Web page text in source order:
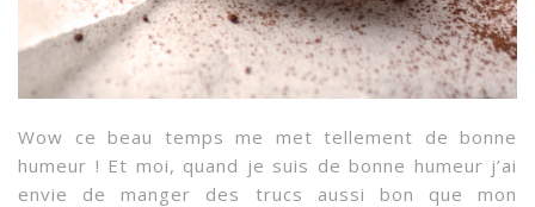
Wow ce beau temps me met tellement de bonne
humeur ! Et moi, quand je suis de bonne humeur j’ai
envie de manger des trucs aussi bon que mon